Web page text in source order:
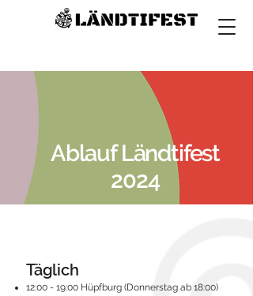
Ablauf Ländtifest
2024
Täglich
12:00 - 19:00 Hüpfburg (Donnerstag ab 18:00)